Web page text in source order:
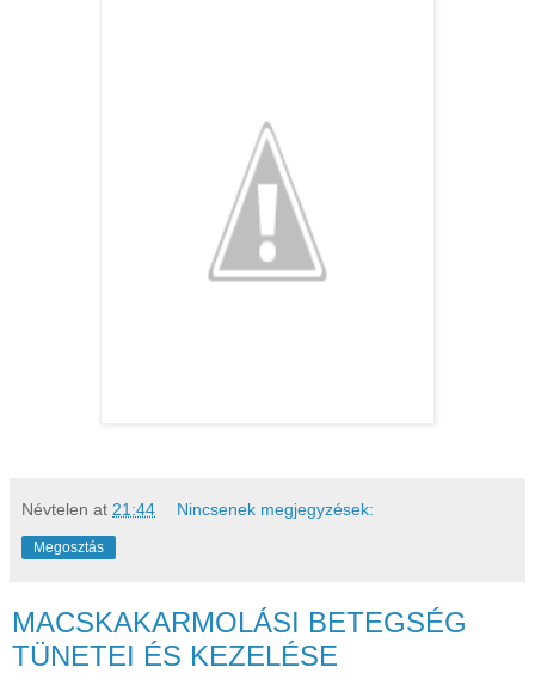
Névtelen at 21:44 Nincsenek megjegyzések:
Megosztás
MACSKAKARMOLÁSI BETEGSÉG
TÜNETEI ÉS KEZELÉSE